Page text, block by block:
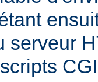
serveur